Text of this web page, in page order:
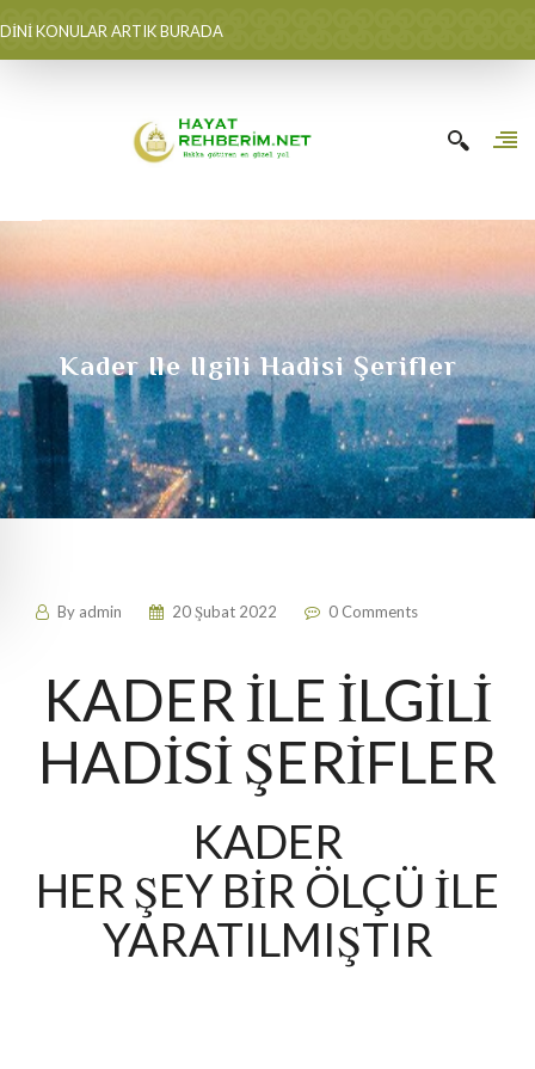
DİNİ KONULAR ARTIK BURADA
Kader Ile Ilgili Hadisi Şerifler
By admin 20 Şubat 2022 0 Comments
KADER İLE İLGİLİ
HADİSİ ŞERİFLER
KADER
HER ŞEY BİR ÖLÇÜ İLE
YARATILMIŞTIR